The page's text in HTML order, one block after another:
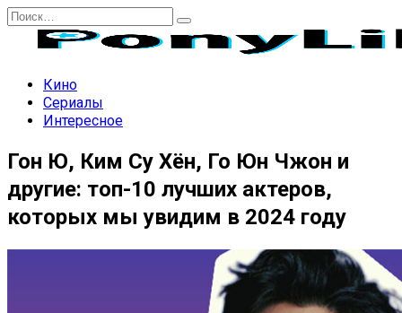
Перейти
содержанию
Search
Кино
Сериалы
Интересное
Гон Ю, Ким Су Хён, Го Юн Чжон и
другие: топ-10 лучших актеров,
которых мы увидим в 2024 году